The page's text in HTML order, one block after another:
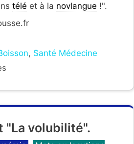
télé et à la novlangue !".
, Santé Médecine
"La volubilité".